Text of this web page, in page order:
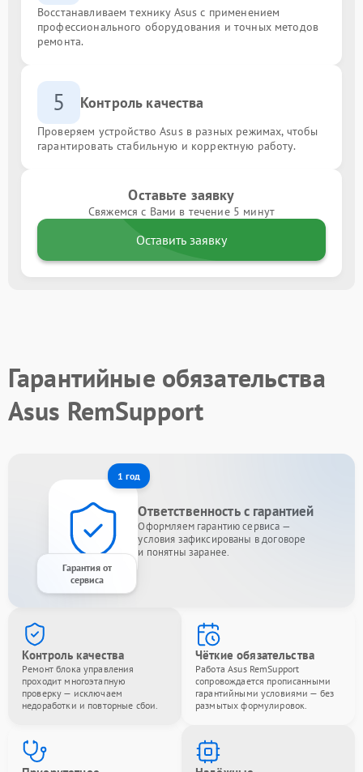
Восстанавливаем технику Asus с применением
профессионального оборудования и точных методов
ремонта.
5 Контроль качества
Проверяем устройство Asus в разных режимах, чтобы
гарантировать стабильную и корректную работу.
Оставьте заявку
Свяжемся с Вами в течение 5 минут
Оставить заявку
Гарантийные обязательства
Asus RemSupport
1 год
Гарантия от
сервиса
Ответственность с гарантией
Оформляем гарантию сервиса —
условия зафиксированы в договоре
и понятны заранее.
Контроль качества
Ремонт блока управления
проходит многоэтапную
проверку — исключаем
недоработки и повторные сбои.
Чёткие обязательства
Работа Asus RemSupport
сопровождается прописанными
гарантийными условиями — без
размытых формулировок.